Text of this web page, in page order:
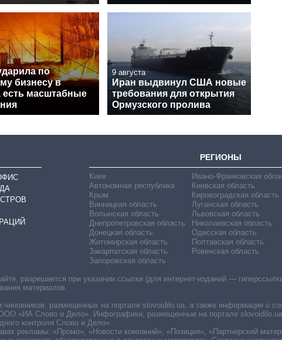
по
бизнесу в
есть масштабные
9 августа
Иран выдвинул США новые
требования для открытия
Ормузского пролива
РЕГИОНЫ
Киев
Автономная республика
Крым
Винницкая область
Волынская область
Днепропетровская область
Донецкая область
Житомирская область
Закарпатская область
Запорожская область
Ивано-Франковская
Киевская область
Кировоградская область
Луганская область
Львовская область
Николаевская область
Одесская область
Полтавская область
Ровенская область
разрешается при указании ссылки (для интернет-изданий —
материалов.
размещенных на портале slovoidilo.ua, а также информация о
«ИА Слово и Дело». Инфографики, размещенные на портале
контроля Слово и Дело».
рекламы: «Промо», «Новости компаний», «Позиция», «Партнерский